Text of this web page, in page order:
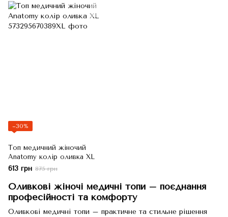
−30%
Топ медичний жіночий
Anatomy колір оливка XL
613 грн 875 грн
Оливкові жіночі медичні топи – поєднання
професійності та комфорту
Оливкові медичні топи – практичне та стильне рішення